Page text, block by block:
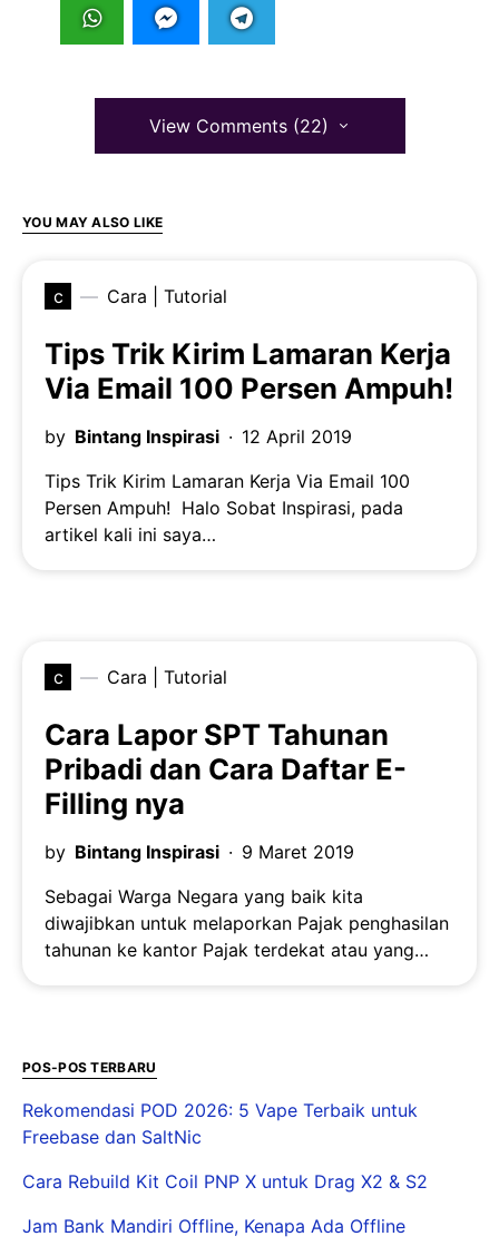
View Comments (22)
YOU MAY ALSO LIKE
c Cara | Tutorial
Tips Trik Kirim Lamaran Kerja
Via Email 100 Persen Ampuh!
by Bintang Inspirasi
12 April 2019
Tips Trik Kirim Lamaran Kerja Via Email 100
Persen Ampuh! Halo Sobat Inspirasi, pada
artikel kali ini saya…
c Cara | Tutorial
Cara Lapor SPT Tahunan
Pribadi dan Cara Daftar E-
Filling nya
by Bintang Inspirasi
9 Maret 2019
Sebagai Warga Negara yang baik kita
diwajibkan untuk melaporkan Pajak penghasilan
tahunan ke kantor Pajak terdekat atau yang…
POS-POS TERBARU
Rekomendasi POD 2026: 5 Vape Terbaik untuk
Freebase dan SaltNic
Cara Rebuild Kit Coil PNP X untuk Drag X2 & S2
Jam Bank Mandiri Offline, Kenapa Ada Offline